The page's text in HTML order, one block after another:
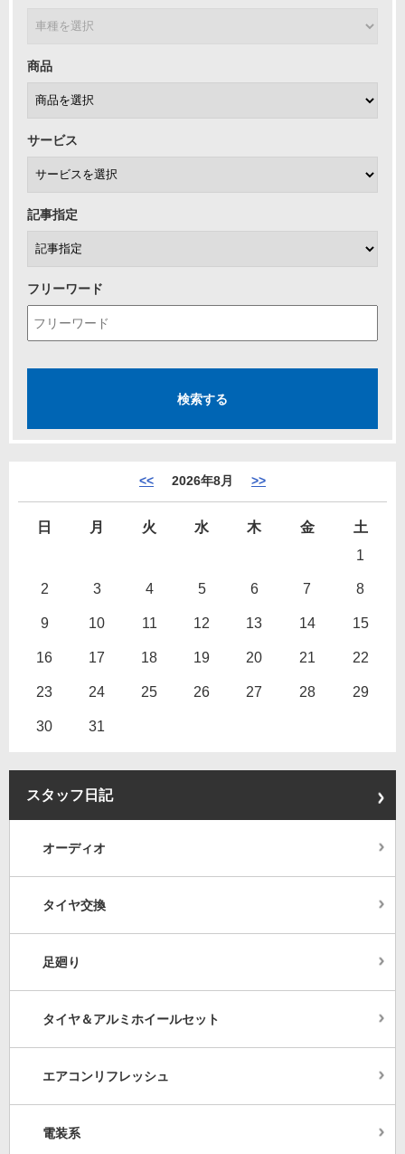
商品
サービス
記事指定
フリーワード
<< 2026年8月 >>
日 月 火 水 木 金
土
1
2 3 4 5 6 7 8
9 10 11 12 13 14 15
16 17 18 19 20 21 22
23 24 25 26 27 28 29
30 31
スタッフ日記
オーディオ
タイヤ交換
足廻り
タイヤ＆アルミホイールセット
エアコンリフレッシュ
電装系